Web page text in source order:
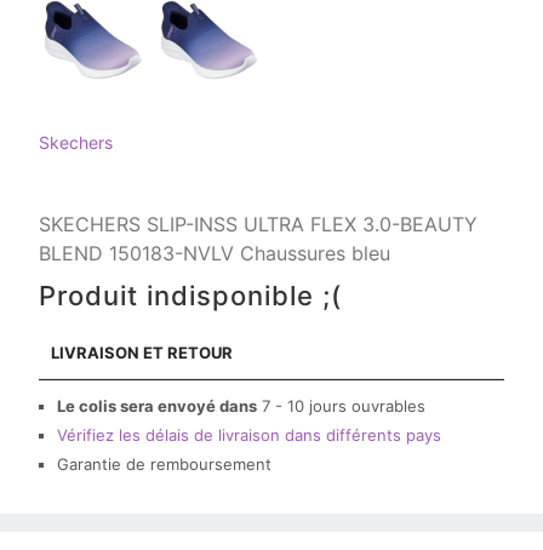
Skechers
SKECHERS SLIP-INSS ULTRA FLEX 3.0-BEAUTY
BLEND 150183-NVLV Chaussures bleu
Produit indisponible ;(
LIVRAISON ET RETOUR
Le colis sera envoyé dans 7 - 10 jours ouvrables
Vérifiez les délais de livraison dans différents pays
Garantie de remboursement